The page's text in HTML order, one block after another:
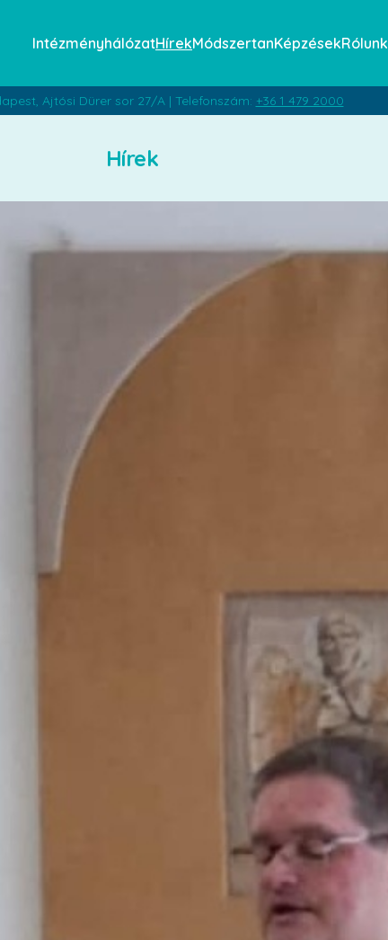
IntézményhálózatHírekMódszertanKépzésekRólunk
Ajtósi Dürer sor 27/A | Telefonszám: +36 1 479 2000
Hírek